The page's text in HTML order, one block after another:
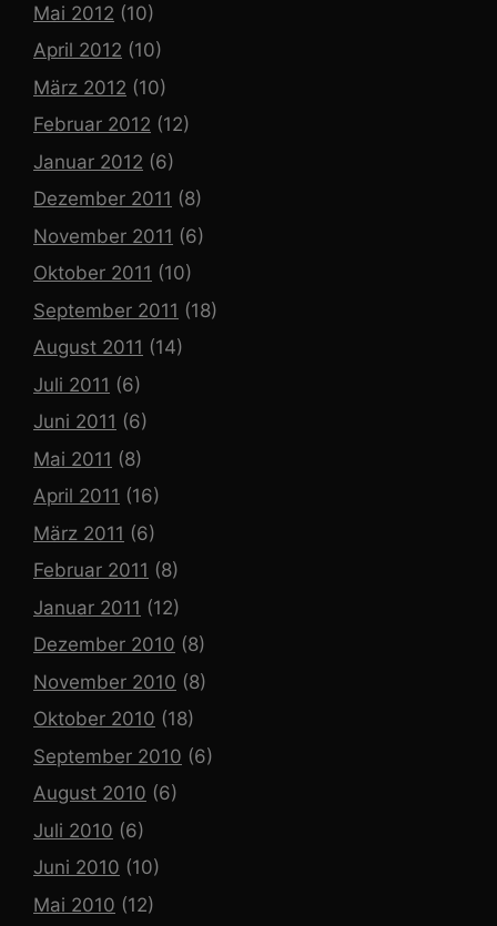
Mai 2012 (10)
April 2012 (10)
März 2012 (10)
Februar 2012 (12)
Januar 2012 (6)
Dezember 2011 (8)
November 2011 (6)
Oktober 2011 (10)
September 2011 (18)
August 2011 (14)
Juli 2011 (6)
Juni 2011 (6)
Mai 2011 (8)
April 2011 (16)
März 2011 (6)
Februar 2011 (8)
Januar 2011 (12)
Dezember 2010 (8)
November 2010 (8)
Oktober 2010 (18)
September 2010 (6)
August 2010 (6)
Juli 2010 (6)
Juni 2010 (10)
Mai 2010 (12)